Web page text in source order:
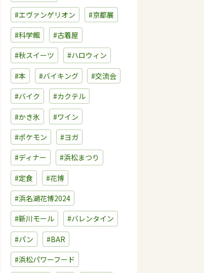
#エヴァンゲリオン #京都展
#科学館 #古着屋
#秋スイーツ #ハロウィン
#本 #バイキング #交流会
#バイク #カクテル
#かき氷 #ワイン
#ポケモン #ヨガ
#ディナー #浜松まつり
#定食 #花博
#浜名湖花博2024
#新川モール #バレンタイン
#パン #BAR
#浜松パワーフード